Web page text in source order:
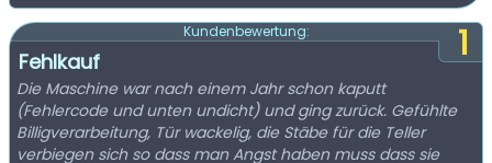
1
Kundenbewertung:
Fehlkauf
Die Maschine war nach einem Jahr schon kaputt
(Fehlercode und unten undicht) und ging zurück. Gefühlte
Billigverarbeitung, Tür wackelig, die Stäbe für die Teller
verbiegen sich so dass man Angst haben muss dass sie